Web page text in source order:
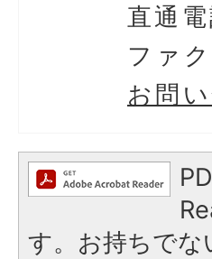
直通電
ファク
お問
す。お持ちで